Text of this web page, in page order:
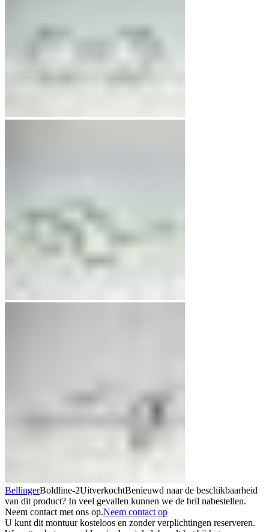
BellingerBoldline-2UitverkochtBenieuwd naar de beschikbaarheid
van dit product? In veel gevallen kunnen we de bril nabestellen.
Neem contact met ons op.Neem contact op
U kunt dit montuur kosteloos en zonder verplichtingen reserveren.